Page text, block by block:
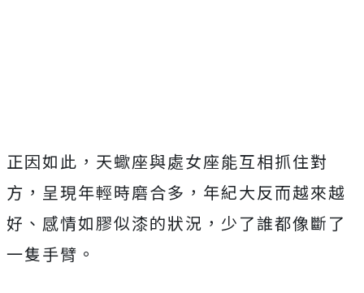
正因如此，天蠍座與處女座能互相抓住對
方，呈現年輕時磨合多，年紀大反而越來越
好、感情如膠似漆的狀況，少了誰都像斷了
一隻手臂。